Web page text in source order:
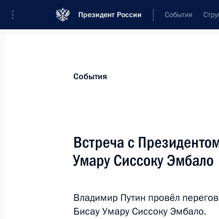
Президент России События
Россией и Венгрией о
финансирования строительства
События
Встреча с
Умару Сиссоку Эмбало
Владимир Путин провёл
Бисау Умару Сиссоку Эмбало.